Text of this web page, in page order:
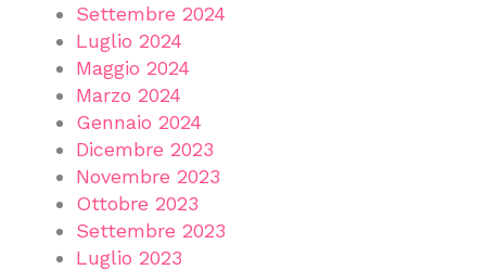
Settembre 2024
Luglio 2024
Maggio 2024
Marzo 2024
Gennaio 2024
Dicembre 2023
Novembre 2023
Ottobre 2023
Settembre 2023
Luglio 2023